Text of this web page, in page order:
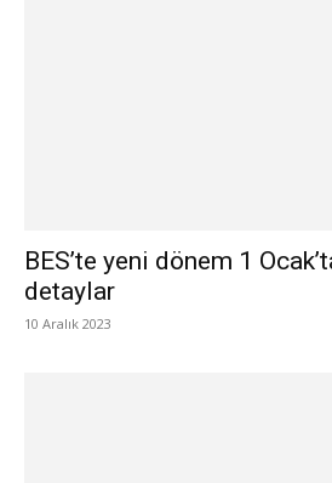
BES’te yeni dönem 1
detaylar
10 Aralık 2023